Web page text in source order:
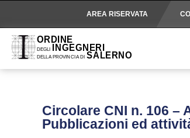
AREA RISERVATA
Circolare CNI n. 106
Pubblicazioni ed